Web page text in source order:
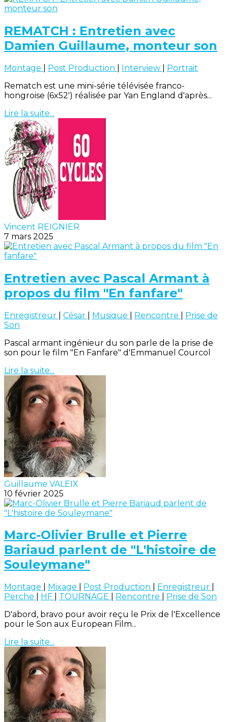
REMATCH : Entretien avec
Damien Guillaume, monteur son
Montage Post Production Interview
Portrait
Rematch est une mini-série télévisée franco-
hongroise (6x52') réalisée par Yan England d'après...
Lire la suite...
Vincent REIGNIER
7 mars 2025
Entretien avec Pascal Armant à
propos du film "En fanfare"
Enregistreur César Musique Rencontre
Prise de
Son
Pascal armant ingénieur du son parle de la prise de
son pour le film "En Fanfare" d'Emmanuel Courcol
Lire la suite...
Guillaume VALEIX
10 février 2025
Marc-Olivier Brulle et Pierre
Bariaud parlent de "L'histoire de
Souleymane"
Montage Mixage Post Production Enregistreur
Perche
HF TOURNAGE Rencontre
Prise de Son
D'abord, bravo pour avoir reçu le Prix de l'Excellence
pour le Son aux European Film...
Lire la suite...